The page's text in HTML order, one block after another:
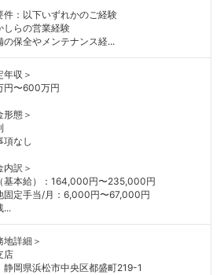
件：以下いずれかのご経験
しらの営業経験
の保全やメンテナンス経...
年収＞
円〜600万円
形態＞
項なし
内訳＞
基本給）：164,000円〜235,000円
固定手当/月：6,000円〜67,000円
...
地詳細＞
店
静岡県浜松市中央区都盛町219-1